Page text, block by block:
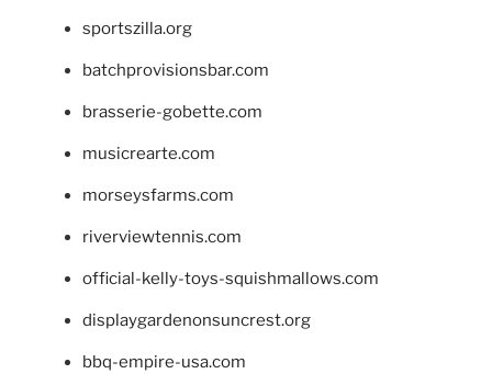
sportszilla.org
batchprovisionsbar.com
brasserie-gobette.com
musicrearte.com
morseysfarms.com
riverviewtennis.com
official-kelly-toys-squishmallows.com
displaygardenonsuncrest.org
bbq-empire-usa.com